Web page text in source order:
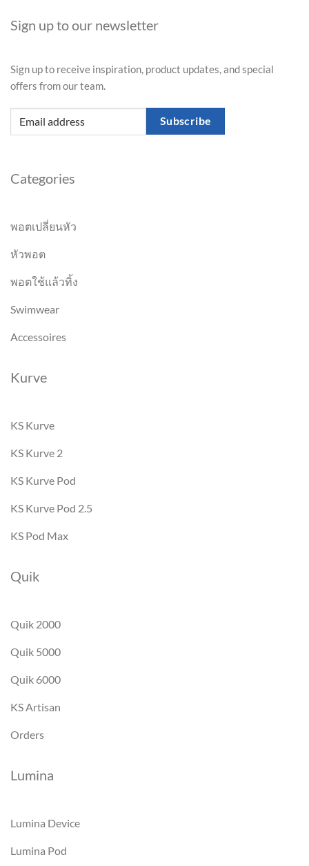
Categories
พอตเปลี่ยนหัว
หัวพอต
พอตใช้แล้วทิ้ง
Swimwear
Accessoires
Kurve
KS Kurve
KS Kurve 2
KS Kurve Pod
KS Kurve Pod 2.5
KS Pod Max
Quik
Quik 2000
Quik 5000
Quik 6000
KS Artisan
Orders
Lumina
Lumina Device
Lumina Pod
Sign up to our newsletter
Sign up to receive inspiration, product updates, and special
offers from our team.
Subscribe